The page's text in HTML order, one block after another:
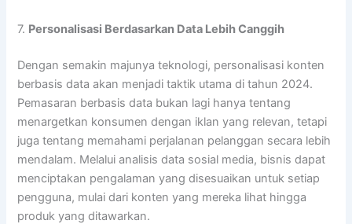
7. Personalisasi Berdasarkan Data Lebih Canggih
Dengan semakin majunya teknologi, personalisasi konten
berbasis data akan menjadi taktik utama di tahun 2024.
Pemasaran berbasis data bukan lagi hanya tentang
menargetkan konsumen dengan iklan yang relevan, tetapi
juga tentang memahami perjalanan pelanggan secara lebih
mendalam. Melalui analisis data sosial media, bisnis dapat
menciptakan pengalaman yang disesuaikan untuk setiap
pengguna, mulai dari konten yang mereka lihat hingga
produk yang ditawarkan.